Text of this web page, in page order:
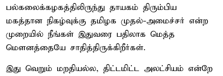
பல்கலைக்கழகத்திலிருந்து தாயகம் திரும்பிய
மகத்தான நிகழ்வுக்கு தமிழக முதல்-அமைச்சர் என்ற
முறையில் நீங்கள் இதுவரை பதிலாக மெத்த
மௌனத்தையே சாதித்திருக்கிறீர்கள்.
இது வெறும் மறதியல்ல, திட்டமிட்ட அலட்சியம் என்றே